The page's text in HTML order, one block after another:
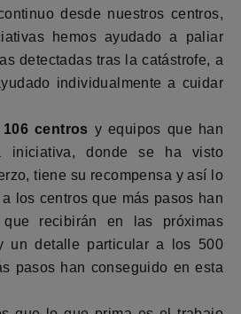
desde nuestros centros,
hemos ayudado a paliar
detectadas tras la catástrofe, a
individualmente a cuidar
106 centros y equipos que han
iniciativa, donde se ha visto
tiene su recompensa y así lo
los centros que más pasos han
recibirán en las próximas
un detalle particular a los 500
pasos han conseguido en esta